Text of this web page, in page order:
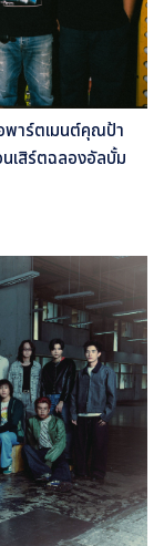
พาร์ตเมนต์คุณป้า
เสิร์ตฉลองอัลบั้ม